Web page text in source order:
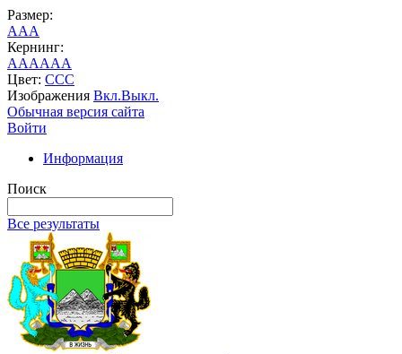
Размер:
AAA
Кернинг:
AAAAAA
Цвет: CCC
Изображения Вкл.Выкл.
Обычная версия сайта
Войти
Информация
Поиск
Все результаты